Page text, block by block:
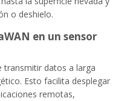
o deshielo.
en un sensor
transmitir datos a larga
Esto facilita desplegar
remotas,